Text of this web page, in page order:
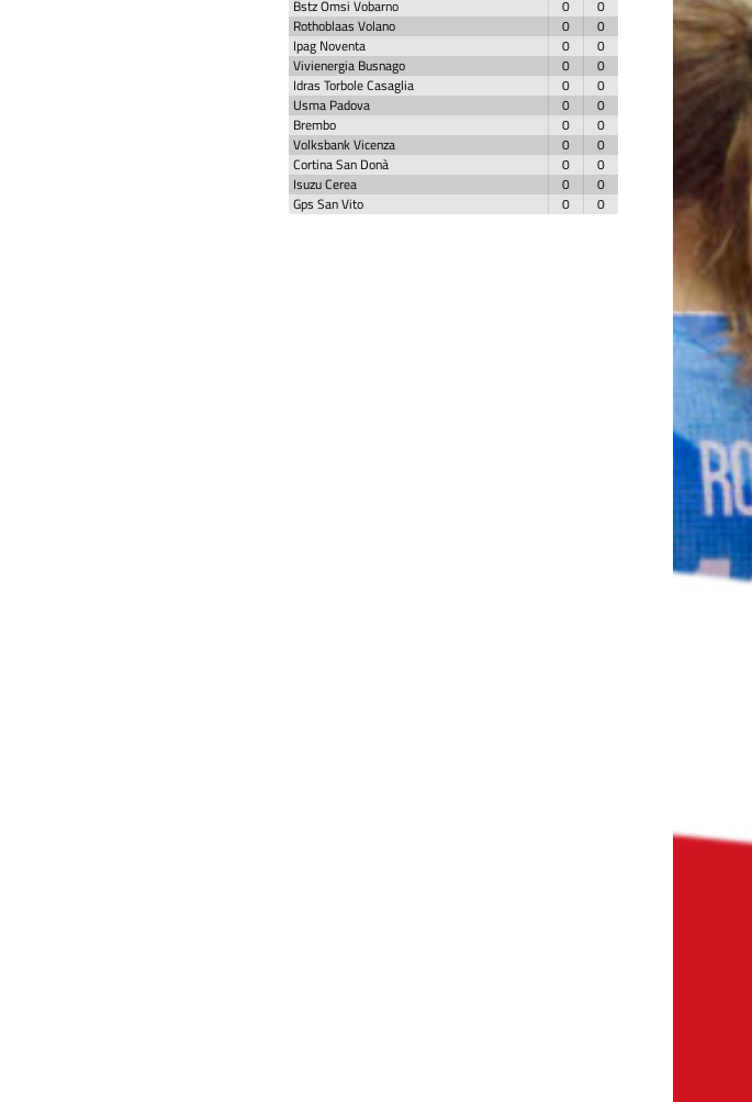
Bstz Omsi Vobarno
0
0
Rothoblaas Volano
0
0
Ipag Noventa
0
0
Vivienergia Busnago
0
0
Idras Torbole Casaglia
0
0
Usma Padova
0
0
Brembo
0
0
Volksbank Vicenza
0
0
Cortina San Donà
0
0
Isuzu Cerea
0
0
Gps San Vito
0 0